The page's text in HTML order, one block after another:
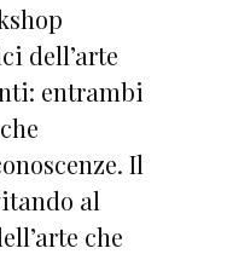
dell’arte
entrambi
Il
al
che